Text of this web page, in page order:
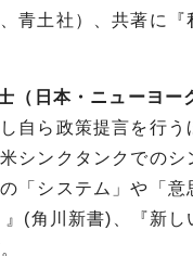
青土社）、共著に『
（日本・ニューヨー
自ら政策提言を行
シンクタンクでのシ
「システム」や「意
(角川新書)、『新